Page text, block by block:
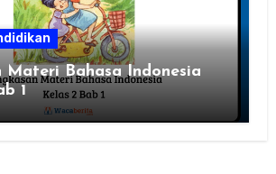
Materi Bahasa Indonesia
1